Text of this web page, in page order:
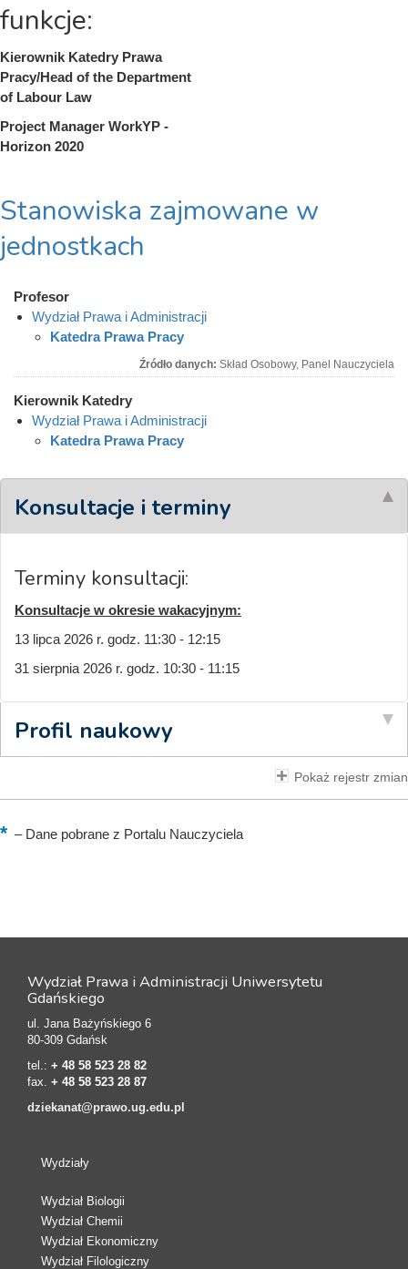
funkcje:
Kierownik Katedry Prawa
Pracy/Head of the Department
of Labour Law
Project Manager WorkYP -
Horizon 2020
Stanowiska zajmowane w
jednostkach
Profesor
Wydział Prawa i Administracji
Katedra Prawa Pracy
Źródło danych: Skład Osobowy, Panel Nauczyciela
Kierownik Katedry
Wydział Prawa i Administracji
Katedra Prawa Pracy
Konsultacje i terminy
Terminy konsultacji:
Konsultacje w okresie wakacyjnym:
13 lipca 2026 r. godz. 11:30 - 12:15
31 sierpnia 2026 r. godz. 10:30 - 11:15
Profil naukowy
Pokaż rejestr zmian
–Dane pobrane z Portalu Nauczyciela
Wydział Prawa i Administracji Uniwersytetu
Gdańskiego
ul. Jana Bażyńskiego 6
80-309 Gdańsk
tel.: + 48 58 523 28 82
fax. + 48 58 523 28 87
dziekanat@prawo.ug.edu.pl
Wydziały
Wydział Biologii
Wydział Chemii
Wydział Ekonomiczny
Wydział Filologiczny